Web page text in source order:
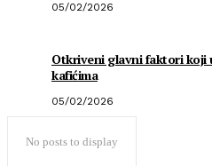
05/02/2026
Otkriveni glavni faktori koji
kafićima
05/02/2026
No posts to display